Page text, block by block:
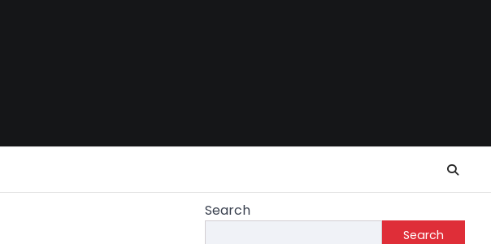
Search
Search